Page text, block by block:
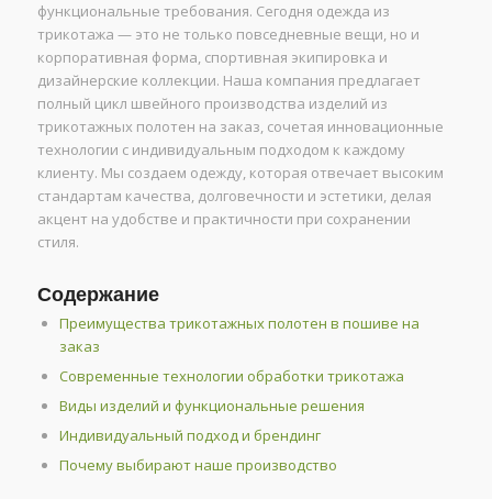
функциональные требования. Сегодня одежда из
трикотажа — это не только повседневные вещи, но и
корпоративная форма, спортивная экипировка и
дизайнерские коллекции. Наша компания предлагает
полный цикл швейного производства изделий из
трикотажных полотен на заказ, сочетая инновационные
технологии с индивидуальным подходом к каждому
клиенту. Мы создаем одежду, которая отвечает высоким
стандартам качества, долговечности и эстетики, делая
акцент на удобстве и практичности при сохранении
стиля.
Содержание
Преимущества трикотажных полотен в пошиве на
заказ
Современные технологии обработки трикотажа
Виды изделий и функциональные решения
Индивидуальный подход и брендинг
Почему выбирают наше производство